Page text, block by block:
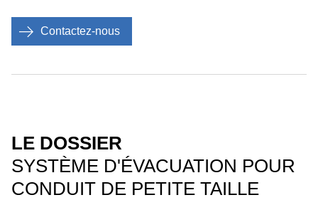
Contactez-nous
LE DOSSIER
SYSTÈME D'ÉVACUATION POUR
CONDUIT DE PETITE TAILLE